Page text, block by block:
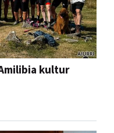
kultur